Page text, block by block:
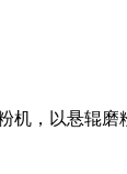
，以悬辊磨